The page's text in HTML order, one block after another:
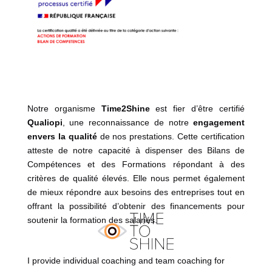
Notre organisme Time2Shineest fier d’être certifié
Qualiopi, une reconnaissance de notreengagement
envers la qualitéde nos prestations. Cette certification
atteste de notre capacité à dispenser des Bilans de
Compétences et des Formations répondant à des
critères de qualité élevés. Elle nous permet également
de mieux répondre aux besoins des entreprises tout en
offrant la possibilité d’obtenir des financements pour
soutenir la formation des salariés.
I provide individual coaching and team coaching for